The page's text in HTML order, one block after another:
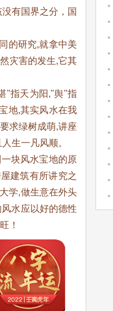
有国界之分，国
的研究,就拿中美
灾害的发生,它其
"指天为阳,"舆"指
地,其实风水在我
求绿树成萌,讲座
生一凡风顺。
块风水宝地的原
建筑有所讲究之
学,做生意在外头
水应以好的德性
！